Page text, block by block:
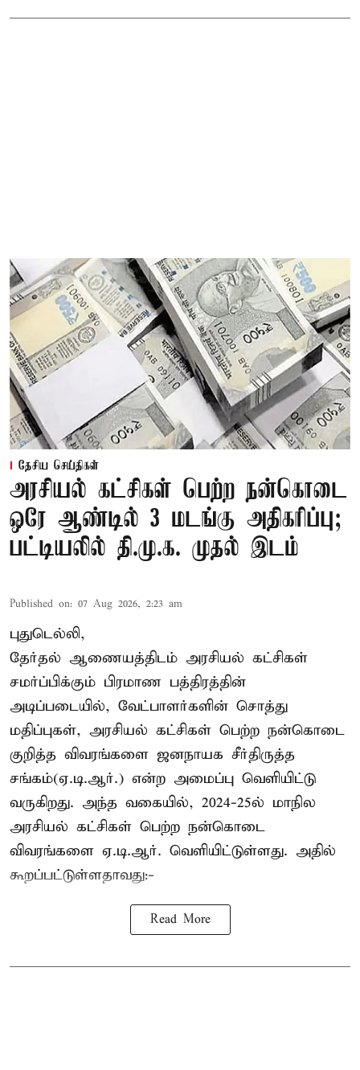
தேசிய செய்திகள்
அரசியல் கட்சிகள் பெற்ற நன்கொடை
ஒரே ஆண்டில் 3 மடங்கு அதிகரிப்பு;
பட்டியலில் தி.மு.க. முதல் இடம்
Published on: 07 Aug 2026, 2:23 am
புதுடெல்லி,
தேர்தல் ஆணையத்திடம் அரசியல் கட்சிகள்
சமர்ப்பிக்கும் பிரமாண பத்திரத்தின்
அடிப்படையில், வேட்பாளர்களின் சொத்து
மதிப்புகள், அரசியல் கட்சிகள் பெற்ற நன்கொடை
குறித்த விவரங்களை ஜனநாயக சீர்திருத்த
சங்கம்(ஏ.டி.ஆர்.) என்ற அமைப்பு வெளியிட்டு
வருகிறது. அந்த வகையில், 2024-25ல் மாநில
அரசியல் கட்சிகள் பெற்ற நன்கொடை
விவரங்களை ஏ.டி.ஆர். வெளியிட்டுள்ளது. அதில்
கூறப்பட்டுள்ளதாவது:-
Read More